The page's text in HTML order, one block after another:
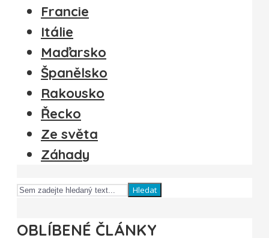
Francie
Itálie
Maďarsko
Španělsko
Rakousko
Řecko
Ze světa
Záhady
Hledat
OBLÍBENÉ ČLÁNKY